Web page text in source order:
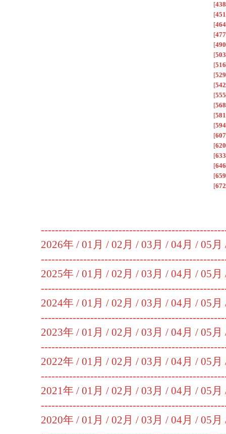
[438
[451
[464
[477
[490
[503
[516
[529
[542
[555
[568
[581
[594
[607
[620
[633
[646
[659
[672
2026年 / 01月 / 02月 / 03月 / 04月 / 05月
2025年 / 01月 / 02月 / 03月 / 04月 / 05月
2024年 / 01月 / 02月 / 03月 / 04月 / 05月
2023年 / 01月 / 02月 / 03月 / 04月 / 05月
2022年 / 01月 / 02月 / 03月 / 04月 / 05月
2021年 / 01月 / 02月 / 03月 / 04月 / 05月
2020年 / 01月 / 02月 / 03月 / 04月 / 05月